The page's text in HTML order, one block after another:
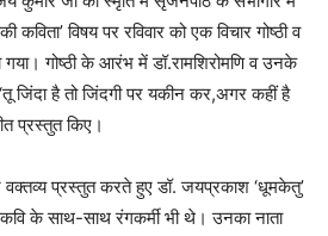
विषय पर रविवार को एक विचार गोष्ठी व
गोष्ठी के आरंभ में डॉ.रामशिरोमणि व उनके
जिंदा है तो जिंदगी पर यकीन कर,अगर कहीं है
प्रस्तुत किए।
प्रस्तुत करते हुए डॉ. जयप्रकाश ‘धूमकेतु’
के साथ-साथ रंगकर्मी भी थे। उनका नाता